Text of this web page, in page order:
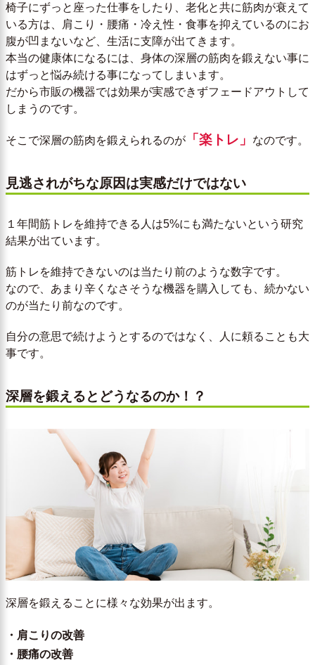
椅子にずっと座った仕事をしたり、老化と共に筋肉が衰えて
いる方は、肩こり・腰痛・冷え性・食事を抑えているのにお
腹が凹まないなど、生活に支障が出てきます。
本当の健康体になるには、身体の深層の筋肉を鍛えない事に
はずっと悩み続ける事になってしまいます。
だから市販の機器では効果が実感できずフェードアウトして
しまうのです。
そこで深層の筋肉を鍛えられるのが 「楽トレ」 なのです。
見逃されがちな原因は実感だけではない
１年間筋トレを維持できる人は5%にも満たないという研究
結果が出ています。
筋トレを維持できないのは当たり前のような数字です。
なので、あまり辛くなさそうな機器を購入しても、続かない
のが当たり前なのです。
自分の意思で続けようとするのではなく、人に頼ることも大
事です。
深層を鍛えるとどうなるのか！？
深層を鍛えることに様々な効果が出ます。
・肩こりの改善
・腰痛の改善